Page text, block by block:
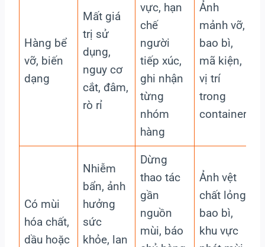
Hàng bể
vỡ, biến
dạng
Mất giá
trị sử
dụng,
nguy cơ
cắt, đâm,
rò rỉ
vực, hạn
chế
người
tiếp xúc,
ghi nhận
từng
nhóm
hàng
Ảnh
mảnh vỡ,
bao bì,
mã kiện,
vị trí
trong
container
Có mùi
hóa chất,
dầu hoặc
Nhiễm
bẩn, ảnh
hưởng
sức
khỏe, lan
Dừng
thao tác
gần
nguồn
mùi, báo
Ảnh vệt
chất lỏng,
bao bì,
khu vực